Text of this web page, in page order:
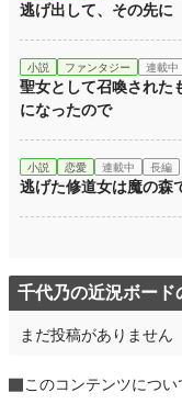
逃げ出して、その先に
小説 ファンタジー 連載中
聖女として召喚された
になったので
小説 恋愛 連載中 長編
逃げた修道女は魔の森
千代乃の近況ボード
まだ投稿がありません
このコンテンツについ